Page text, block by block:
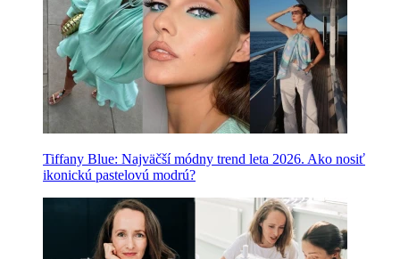
Tiffany Blue: Najväčší módny trend leta 2026. Ako nosiť
ikonickú pastelovú modrú?